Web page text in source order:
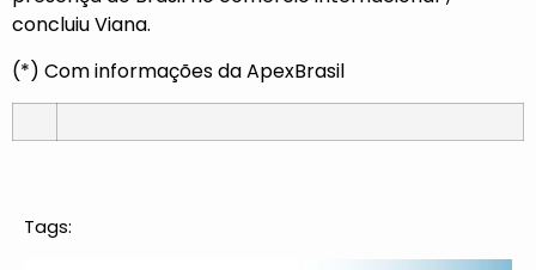
concluiu Viana.
(*) Com informações da ApexBrasil
Tags: